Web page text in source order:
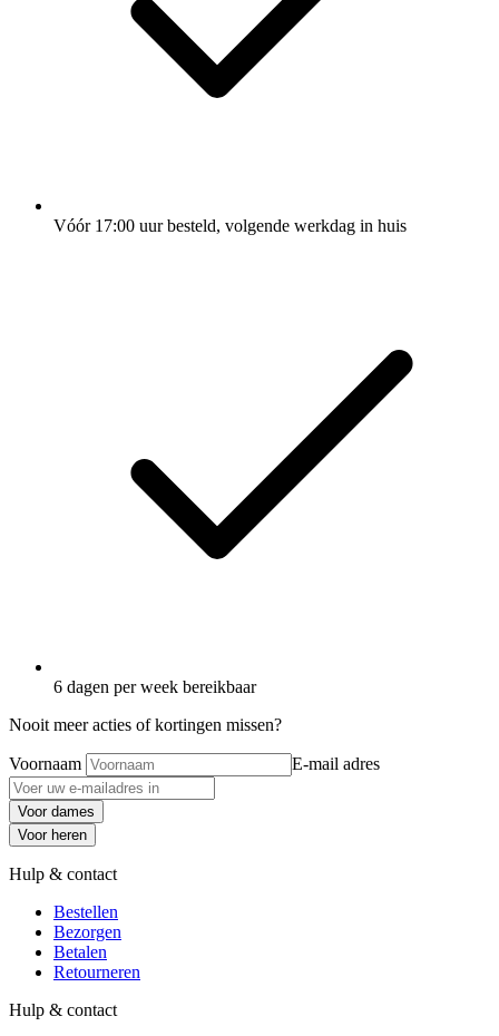
Vóór 17:00 uur besteld, volgende werkdag in huis
6 dagen per week bereikbaar
Nooit meer acties of kortingen missen?
Voornaam E-mail adres
Voor dames
Voor heren
Hulp & contact
Bestellen
Bezorgen
Betalen
Retourneren
Hulp & contact